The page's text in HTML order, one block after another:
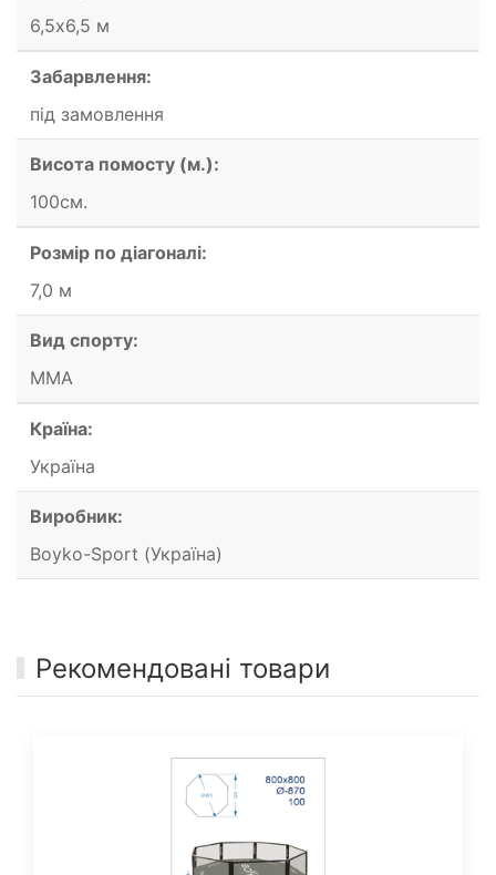
6,5х6,5 м
Забарвлення:
під замовлення
Висота помосту (м.):
100см.
Розмір по діагоналі:
7,0 м
Вид спорту:
ММА
Країна:
Україна
Виробник:
Boyko-Sport (Україна)
Рекомендовані товари